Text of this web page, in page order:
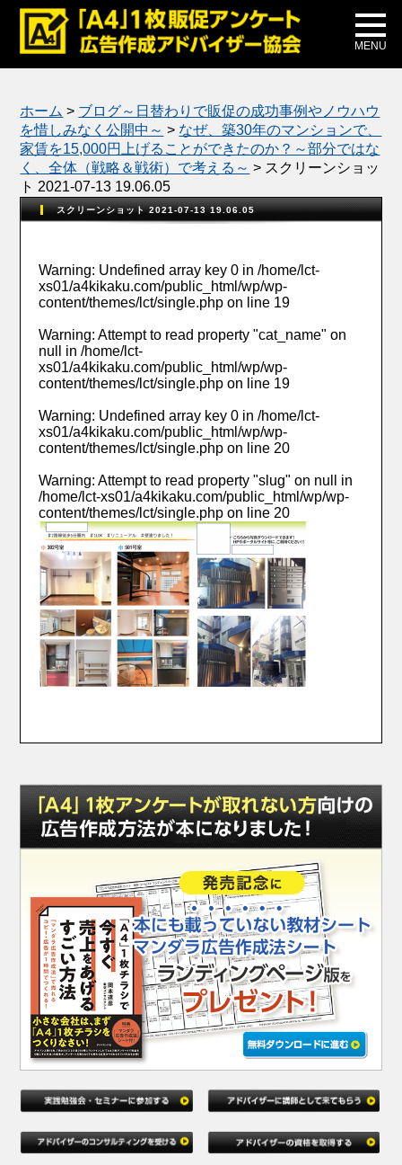
MENU
メディア掲載
公式ブログ
ホーム > ブログ～日替わりで販促の成功事例やノウハウ
を惜しみなく公開中～ > なぜ、築30年のマンションで、
家賃を15,000円上げることができたのか？～部分ではな
く、全体（戦略＆戦術）で考える～ > スクリーンショッ
ト 2021-07-13 19.06.05
スクリーンショット 2021-07-13 19.06.05
Warning: Undefined array key 0 in/home/lct-
xs01/a4kikaku.com/public_html/wp/wp-
content/themes/lct/single.php on line 19
Warning: Attempt to read property "cat_name" on
null in/home/lct-
xs01/a4kikaku.com/public_html/wp/wp-
content/themes/lct/single.php on line 19
Warning: Undefined array key 0 in/home/lct-
xs01/a4kikaku.com/public_html/wp/wp-
content/themes/lct/single.php on line 20
Warning: Attempt to read property "slug" on null in
/home/lct-xs01/a4kikaku.com/public_html/wp/wp-
content/themes/lct/single.php on line 20